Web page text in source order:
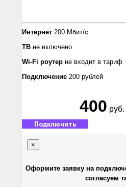
Интернет 200 Мбит/с
ТВ не включено
Wi-Fi роутер не входит в тариф
Подключение 200 рублей
400
Подключить
×
Оформите заявку на
согласуем